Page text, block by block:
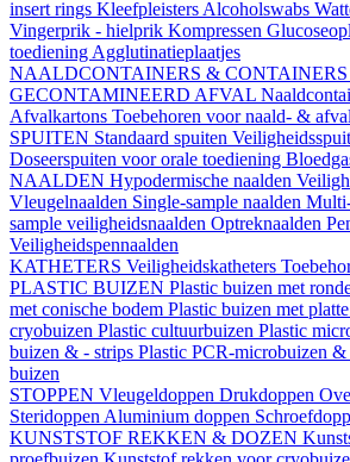
insert rings Kleefpleisters Alcoholswabs
Vingerprik - hielprik Kompressen
toediening Agglutinatieplaatjes
NAALDCONTAINERS & CONTAINERS
GECONTAMINEERD AFVAL
Afvalkartons Toebehoren voor naald- &
SPUITEN Standaard spuiten
Doseerspuiten voor orale toediening
NAALDEN Hypodermische naalden
Vleugelnaalden Single-sample naalden
sample veiligheidsnaalden Optreknaalden
Veiligheidspennaalden
KATHETERS Veiligheidskatheters
PLASTIC BUIZEN Plastic buizen met
met conische bodem Plastic buizen met
cryobuizen Plastic cultuurbuizen Plastic
buizen & - strips Plastic PCR-microbuizen &
buizen
STOPPEN Vleugeldoppen Drukdoppen
Steridoppen Aluminium doppen
KUNSTSTOF REKKEN & DOZEN